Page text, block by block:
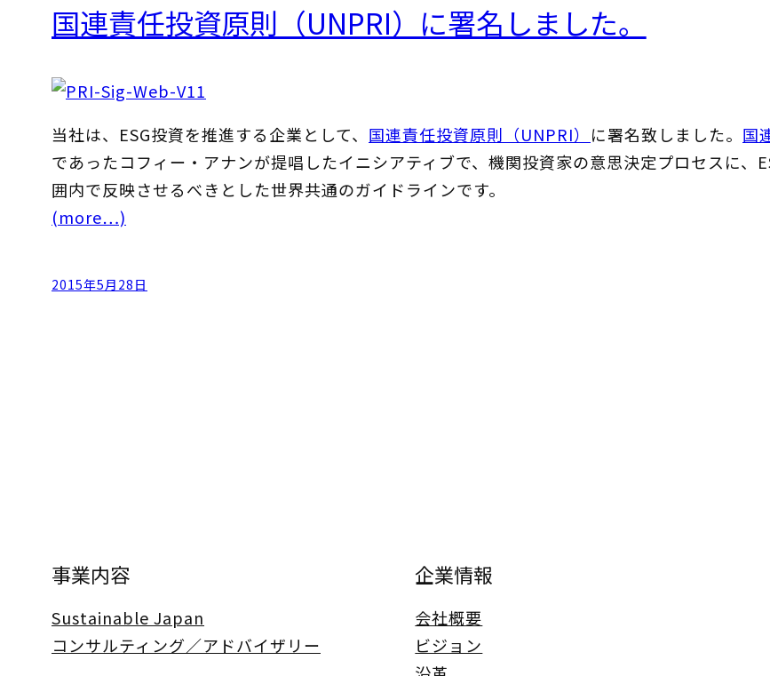
国連責任投資原則（UNPRI）に署名しました。
当社は、ESG投資を推進する企業として、 国連責任投資原則（UNPRI） に署名致しました。 国
であったコフィー・アナンが提唱したイニシアティブで、機関投資家の意思決定プロセスに、
囲内で反映させるべきとした世界共通のガイドラインです。
(more…)
2015年5月28日
事業内容
Sustainable Japan
コンサルティング／アドバイザリー
企業情報
会社概要
ビジョン